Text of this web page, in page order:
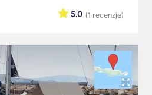
(1 recenzje)
5.0